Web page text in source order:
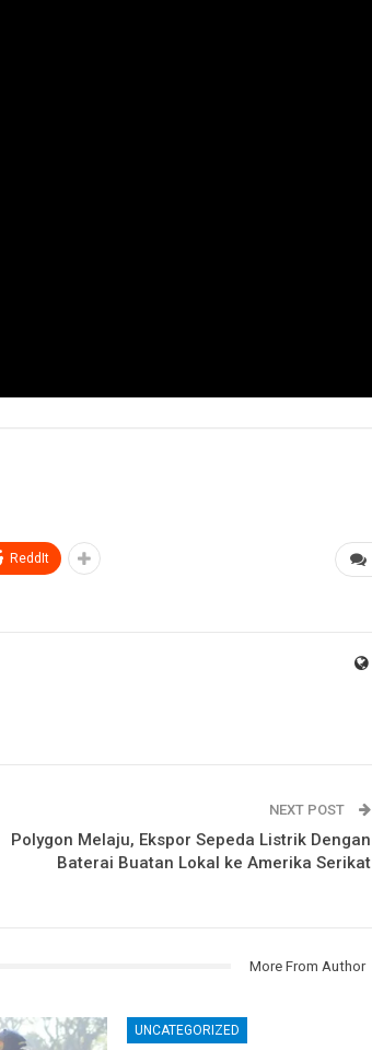
ReddIt
NEXT POST
Polygon Melaju, Ekspor Sepeda Listrik Dengan
Baterai Buatan Lokal ke Amerika Serikat
More From Author
UNCATEGORIZED